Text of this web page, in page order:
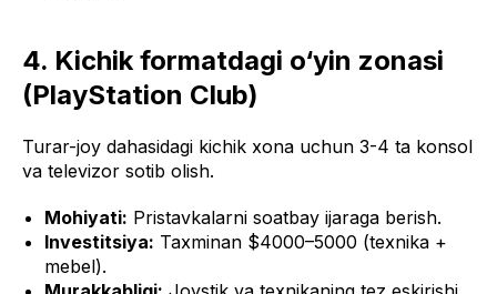
4. Kichik formatdagi o‘yin zonasi
(PlayStation Club)
Turar-joy dahasidagi kichik xona uchun 3-4 ta konsol
va televizor sotib olish.
Mohiyati: Pristavkalarni soatbay ijaraga berish.
Investitsiya: Taxminan $4000–5000 (texnika +
mebel).